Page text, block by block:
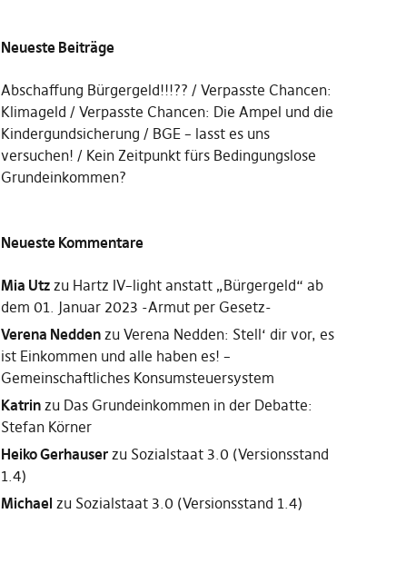
Neueste Beiträge
Abschaffung Bürgergeld!!!??
Verpasste Chancen:
Klimageld
Verpasste Chancen: Die Ampel und die
Kindergundsicherung
BGE – lasst es uns
versuchen!
Kein Zeitpunkt fürs Bedingungslose
Grundeinkommen?
Neueste Kommentare
Mia Utzzu Hartz IV–light anstatt „Bürgergeld“ ab
dem 01. Januar 2023 -Armut per Gesetz-
Verena Neddenzu Verena Nedden: Stell‘ dir vor, es
ist Einkommen und alle haben es! –
Gemeinschaftliches Konsumsteuersystem
Katrinzu Das Grundeinkommen in der Debatte:
Stefan Körner
Heiko Gerhauserzu Sozialstaat 3.0 (Versionsstand
1.4)
Michael zu Sozialstaat 3.0 (Versionsstand 1.4)